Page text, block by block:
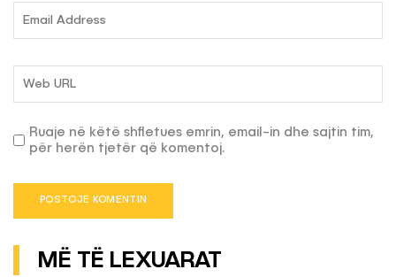
Ruaje në këtë shfletues emrin, email-in dhe sajtin tim,
për herën tjetër që komentoj.
MË TË LEXUARAT